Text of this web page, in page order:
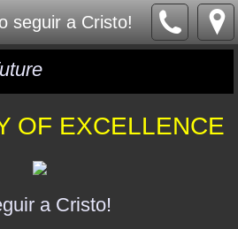
seguir a Cristo!
OF EXCELLENCE
a Cristo!